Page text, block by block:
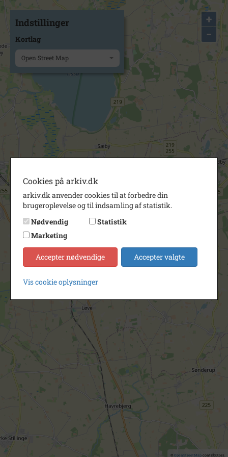
+
−
© OpenStreetMapcontributors.
Indstillinger
Kortlag
Open Street Map
Cookies på arkiv.dk
arkiv.dk anvender cookies til at forbedre din
brugeroplevelse og til indsamling af statistik.
Nødvendig
Statistik
Marketing
Accepter nødvendige Accepter valgte
Vis cookie oplysninger